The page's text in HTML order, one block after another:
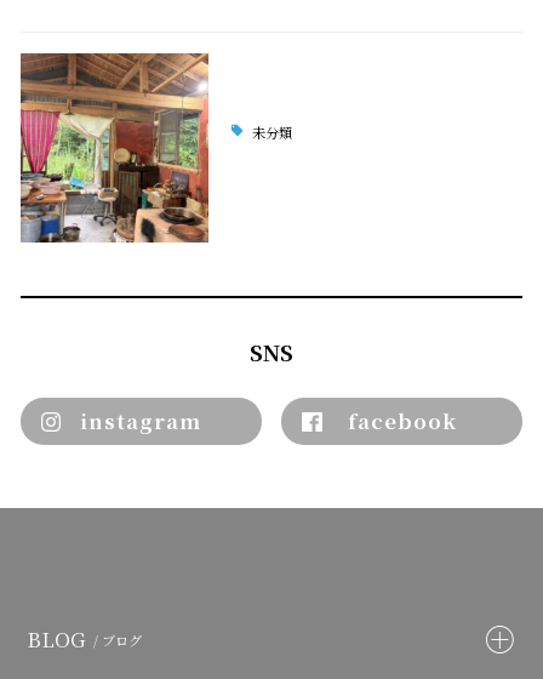
未分類
SNS
instagram facebook
BLOG / ブログ